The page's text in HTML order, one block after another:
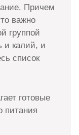
Причем
важно
группой
и калий, и
список
готовые
питания